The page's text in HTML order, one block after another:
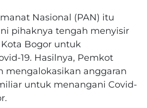
Nasional (PAN) itu
pihaknya tengah menyisir
Bogor untuk
19. Hasilnya, Pemkot
mengalokasikan anggaran
untuk menangani Covid-